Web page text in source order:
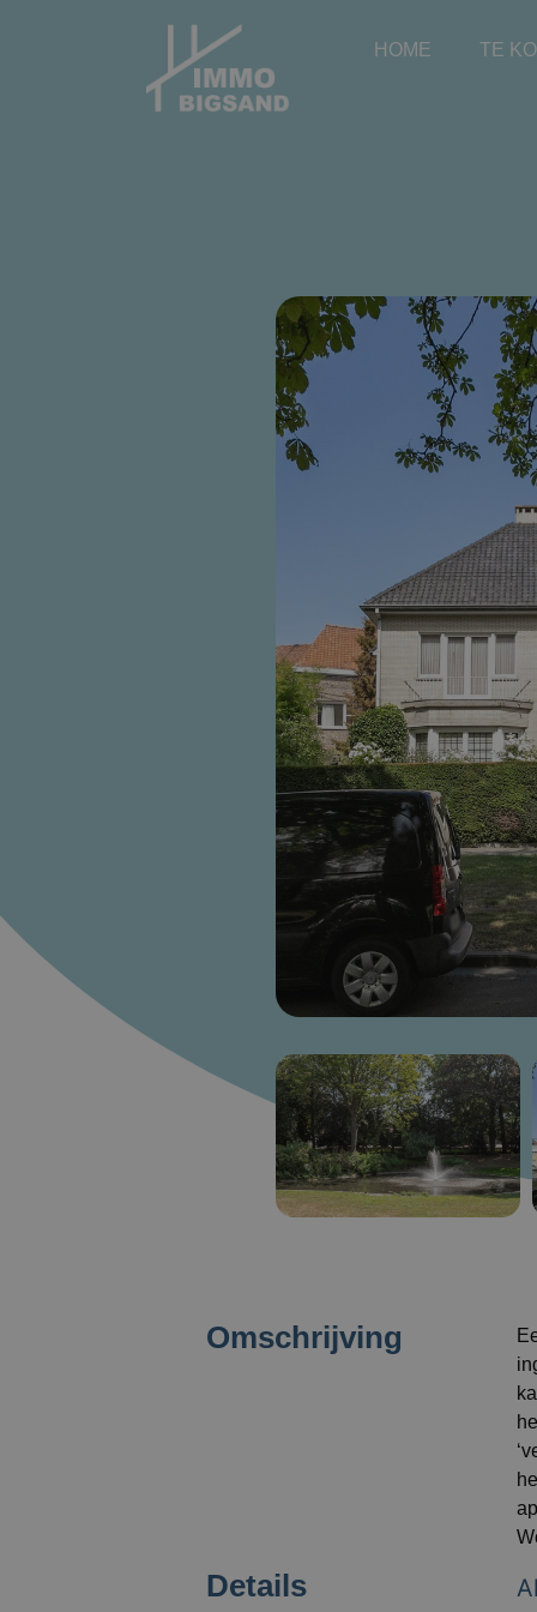
HOME TE
Omschrijving
Details